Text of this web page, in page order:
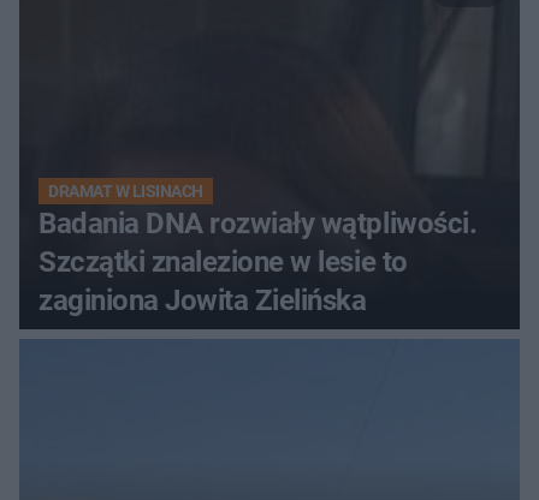
DRAMAT W LISINACH
Badania DNA rozwiały wątpliwości.
Szczątki znalezione w lesie to
zaginiona Jowita Zielińska